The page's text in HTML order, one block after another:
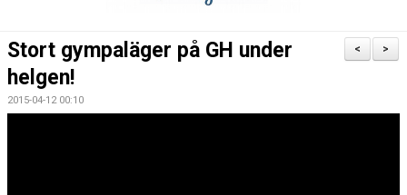
>
<
Stort gympaläger på GH under
helgen!
2015-04-12 00:10